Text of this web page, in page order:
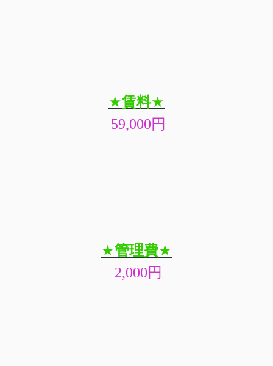
★賃料★
59,000円
★管理費★
2,000円